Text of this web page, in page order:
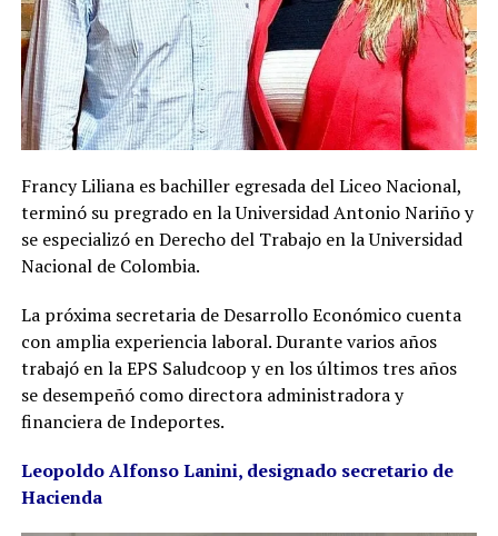
Francy Liliana es bachiller egresada del Liceo Nacional,
terminó su pregrado en la Universidad Antonio Nariño y
se especializó en Derecho del Trabajo en la Universidad
Nacional de Colombia.
La próxima secretaria de Desarrollo Económico cuenta
con amplia experiencia laboral. Durante varios años
trabajó en la EPS Saludcoop y en los últimos tres años
se desempeñó como directora administradora y
financiera de Indeportes.
Leopoldo Alfonso Lanini, designado secretario de
Hacienda